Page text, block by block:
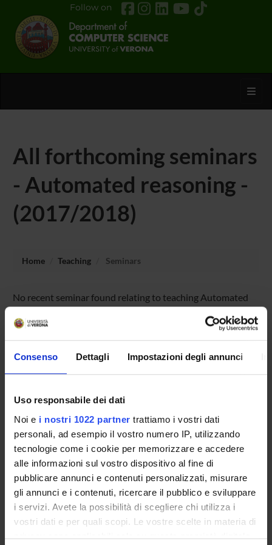
Consenso Dettagli Impostazioni degli annunci
Uso responsabile dei dati
Noi e i nostri 1022 partner trattiamo i vostri dati
personali, ad esempio il vostro numero IP, utilizzando
tecnologie come i cookie per memorizzare e accedere
alle informazioni sul vostro dispositivo al fine di
pubblicare annunci e contenuti personalizzati, misurare
gli annunci e i contenuti, ricercare il pubblico e sviluppare
i servizi. Avete la possibilità di scegliere chi utilizza i
vostri dati e per quali scopi. Le vostre scelte in materia di
privacy sono applicabili solo su questa proprietà digitale
Follow on
All forthcoming seminars
- Automated reasoning -
(2017/2018)
Home Teaching Seminars
No recent seminar found relating to teaching Automated
reasoning.
PHD PROGRAMMES AND POSTGRADUATE
TRAINING
Contacts
People
Places
Calendar